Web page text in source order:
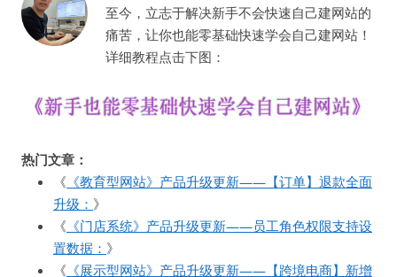
至今，立志于解决新手不会快速自己建网站的
痛苦，让你也能零基础快速学会自己建网站！
详细教程点击下图：
热门文章：
《 《教育型网站》产品升级更新——【订单】退款全面
升级： 》
《 《门店系统》产品升级更新——员工角色权限支持设
置数据： 》
《 《展示型网站》产品升级更新——【跨境电商】新增